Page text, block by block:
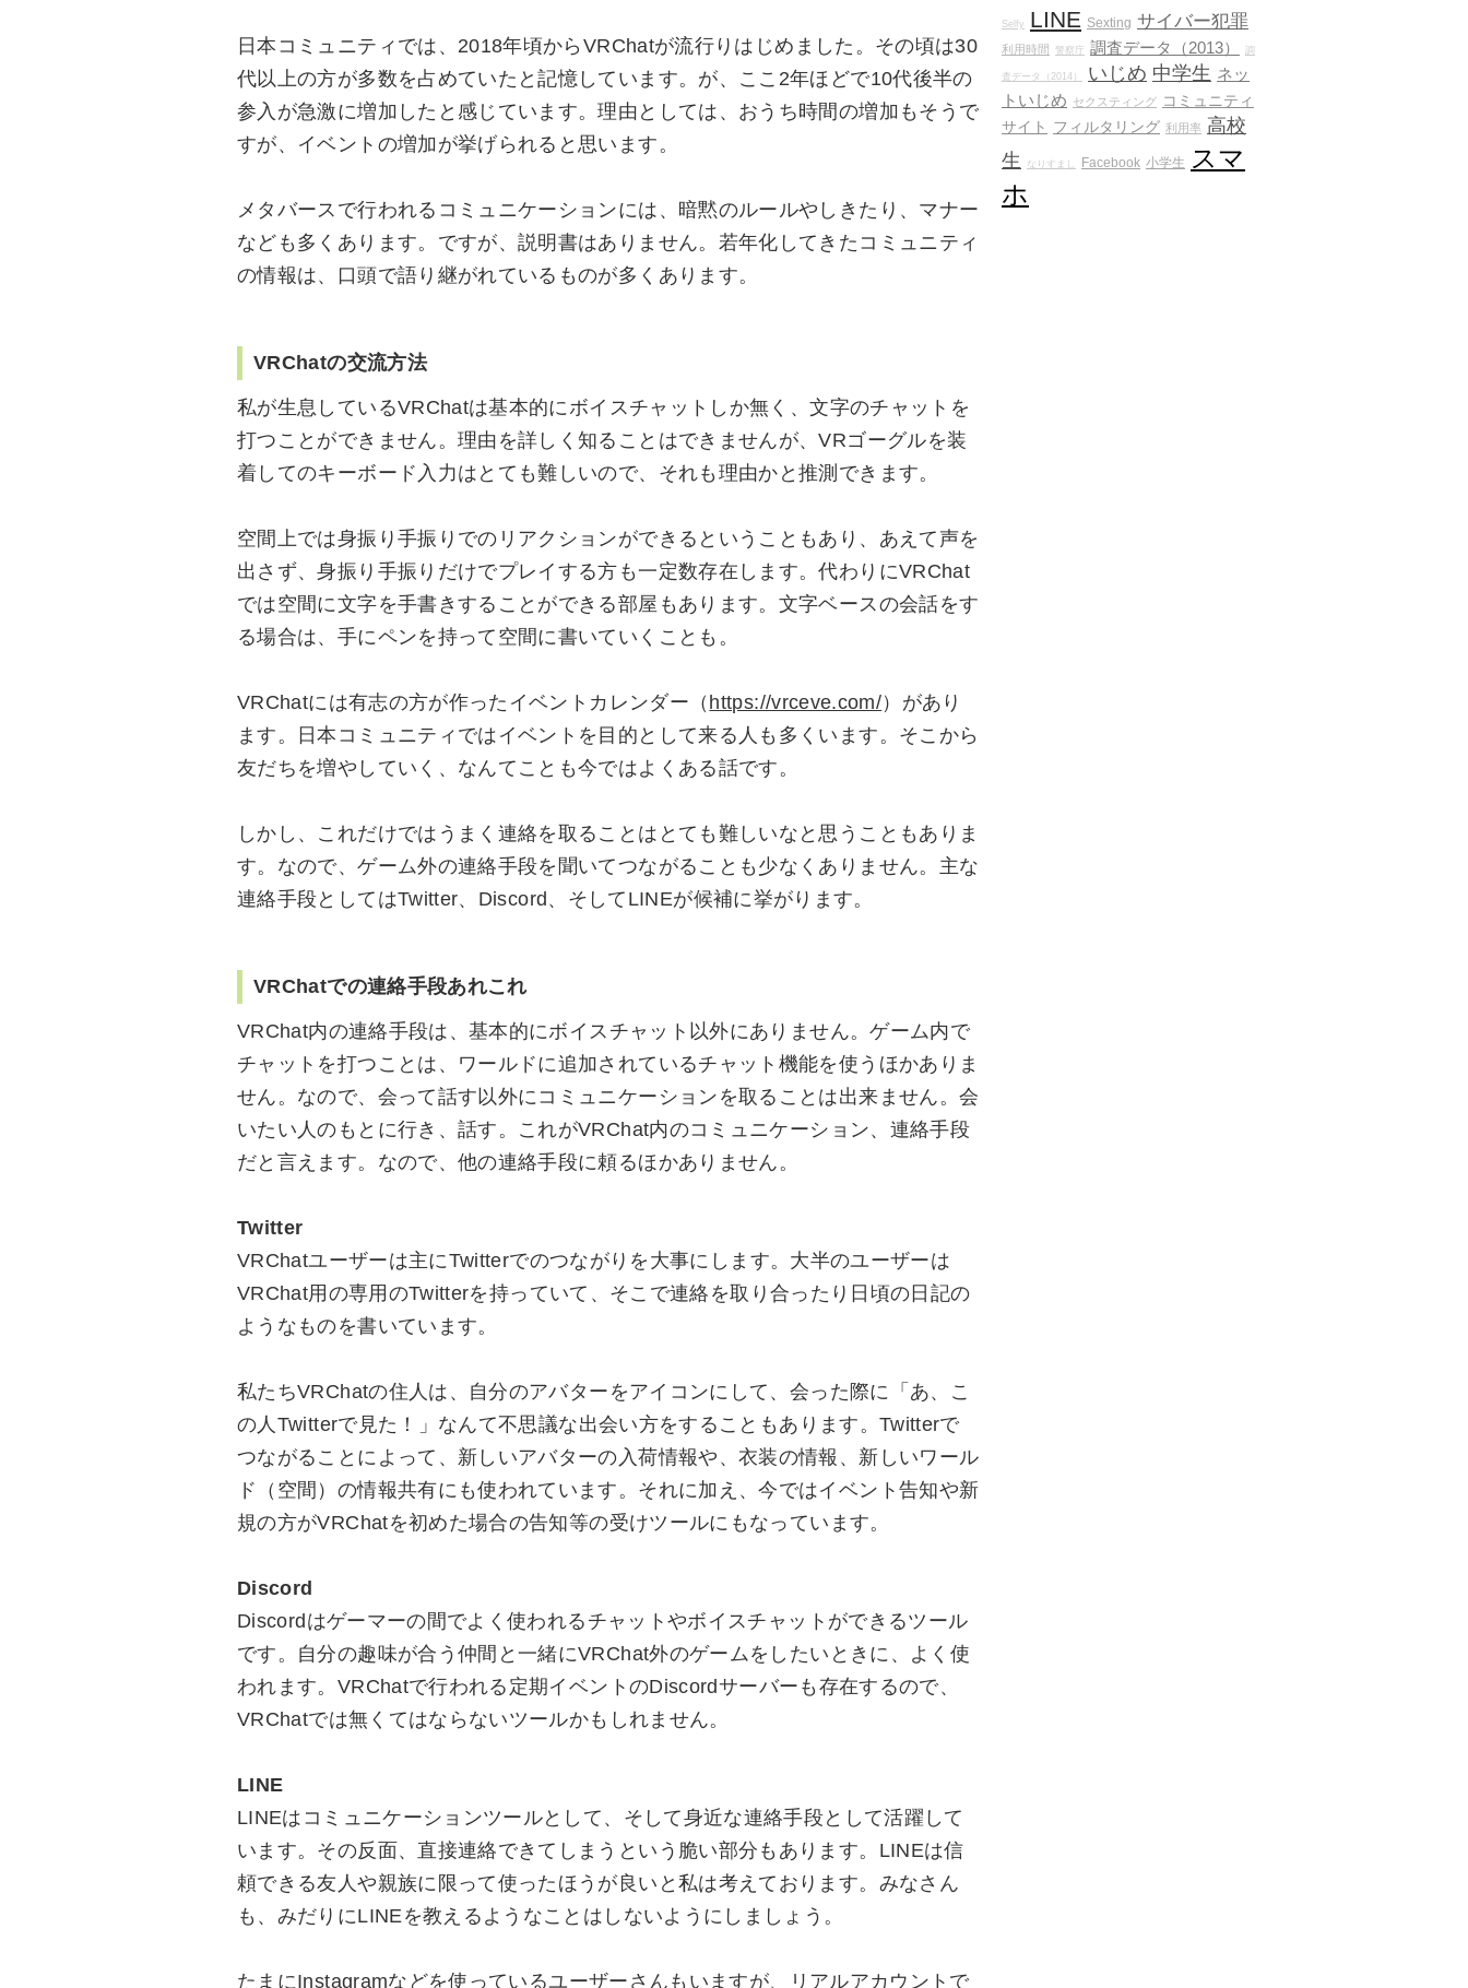
日本コミュニティでは、2018年頃からVRChatが流行りはじめました。その頃は30
代以上の方が多数を占めていたと記憶しています。が、ここ2年ほどで10代後半の
参入が急激に増加したと感じています。理由としては、おうち時間の増加もそうで
すが、イベントの増加が挙げられると思います。
メタバースで行われるコミュニケーションには、暗黙のルールやしきたり、マナー
なども多くあります。ですが、説明書はありません。若年化してきたコミュニティ
の情報は、口頭で語り継がれているものが多くあります。
VRChatの交流方法
私が生息しているVRChatは基本的にボイスチャットしか無く、文字のチャットを
打つことができません。理由を詳しく知ることはできませんが、VRゴーグルを装
着してのキーボード入力はとても難しいので、それも理由かと推測できます。
空間上では身振り手振りでのリアクションができるということもあり、あえて声を
出さず、身振り手振りだけでプレイする方も一定数存在します。代わりにVRChat
では空間に文字を手書きすることができる部屋もあります。文字ベースの会話をす
る場合は、手にペンを持って空間に書いていくことも。
VRChatには有志の方が作ったイベントカレンダー（ https://vrceve.com/）があり
ます。日本コミュニティではイベントを目的として来る人も多くいます。そこから
友だちを増やしていく、なんてことも今ではよくある話です。
しかし、これだけではうまく連絡を取ることはとても難しいなと思うこともありま
す。なので、ゲーム外の連絡手段を聞いてつながることも少なくありません。主な
連絡手段としてはTwitter、Discord、そしてLINEが候補に挙がります。
VRChatでの連絡手段あれこれ
VRChat内の連絡手段は、基本的にボイスチャット以外にありません。ゲーム内で
チャットを打つことは、ワールドに追加されているチャット機能を使うほかありま
せん。なので、会って話す以外にコミュニケーションを取ることは出来ません。会
いたい人のもとに行き、話す。これがVRChat内のコミュニケーション、連絡手段
だと言えます。なので、他の連絡手段に頼るほかありません。
Twitter
VRChatユーザーは主にTwitterでのつながりを大事にします。大半のユーザーは
VRChat用の専用のTwitterを持っていて、そこで連絡を取り合ったり日頃の日記の
ようなものを書いています。
私たちVRChatの住人は、自分のアバターをアイコンにして、会った際に「あ、こ
の人Twitterで見た！」なんて不思議な出会い方をすることもあります。Twitterで
つながることによって、新しいアバターの入荷情報や、衣装の情報、新しいワール
ド（空間）の情報共有にも使われています。それに加え、今ではイベント告知や新
規の方がVRChatを初めた場合の告知等の受けツールにもなっています。
Discord
Discordはゲーマーの間でよく使われるチャットやボイスチャットができるツール
です。自分の趣味が合う仲間と一緒にVRChat外のゲームをしたいときに、よく使
われます。VRChatで行われる定期イベントのDiscordサーバーも存在するので、
VRChatでは無くてはならないツールかもしれません。
LINE
LINEはコミュニケーションツールとして、そして身近な連絡手段として活躍して
います。その反面、直接連絡できてしまうという脆い部分もあります。LINEは信
頼できる友人や親族に限って使ったほうが良いと私は考えております。みなさん
も、みだりにLINEを教えるようなことはしないようにしましょう。
たまにInstagramなどを使っているユーザーさんもいますが、リアルアカウントで
Selfy LINE Sexting サイバー犯罪
利用時間 警察庁 調査データ（2013） 調
査データ（2014） いじめ 中学生 ネッ
トいじめ セクスティング コミュニティ
サイト フィルタリング 利用率 高校
生
なりすまし Facebook 小学生
スマ
ホ